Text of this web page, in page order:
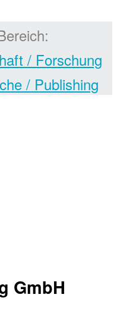
/ Forschung
/ Publishing
GmbH